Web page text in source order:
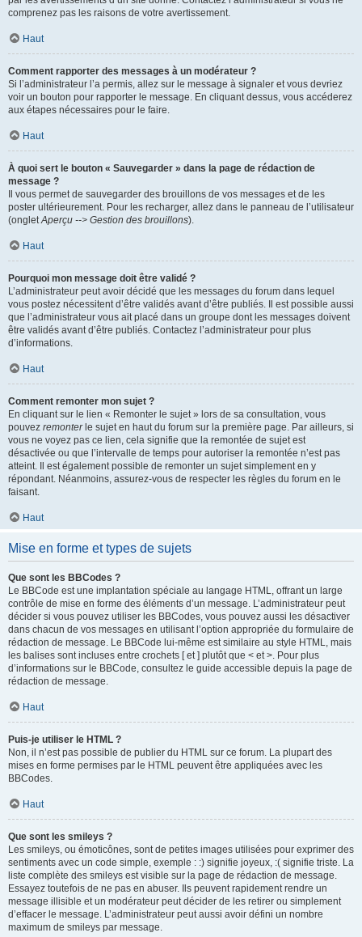
comprenez pas les raisons de votre avertissement.
Haut
Comment rapporter des messages à un modérateur ?
Si l’administrateur l’a permis, allez sur le message à signaler et vous devriez
voir un bouton pour rapporter le message. En cliquant dessus, vous accéderez
aux étapes nécessaires pour le faire.
Haut
À quoi sert le bouton « Sauvegarder » dans la page de rédaction de
message ?
Il vous permet de sauvegarder des brouillons de vos messages et de les
poster ultérieurement. Pour les recharger, allez dans le panneau de l’utilisateur
(ongletAperçu --> Gestion des brouillons).
Haut
Pourquoi mon message doit être validé ?
L’administrateur peut avoir décidé que les messages du forum dans lequel
vous postez nécessitent d’être validés avant d’être publiés. Il est possible aussi
que l’administrateur vous ait placé dans un groupe dont les messages doivent
être validés avant d’être publiés. Contactez l’administrateur pour plus
d’informations.
Haut
Comment remonter mon sujet ?
En cliquant sur le lien « Remonter le sujet » lors de sa consultation, vous
pouvez remonterle sujet en haut du forum sur la première page. Par ailleurs, si
vous ne voyez pas ce lien, cela signifie que la remontée de sujet est
désactivée ou que l’intervalle de temps pour autoriser la remontée n’est pas
atteint. Il est également possible de remonter un sujet simplement en y
répondant. Néanmoins, assurez-vous de respecter les règles du forum en le
faisant.
Haut
Mise en forme et types de sujets
Que sont les BBCodes ?
Le BBCode est une implantation spéciale au langage HTML, offrant un large
contrôle de mise en forme des éléments d’un message. L’administrateur peut
décider si vous pouvez utiliser les BBCodes, vous pouvez aussi les désactiver
dans chacun de vos messages en utilisant l’option appropriée du formulaire de
rédaction de message. Le BBCode lui-même est similaire au style HTML, mais
les balises sont incluses entre crochets [ et ] plutôt que < et >. Pour plus
d’informations sur le BBCode, consultez le guide accessible depuis la page de
rédaction de message.
Haut
Puis-je utiliser le HTML ?
Non, il n’est pas possible de publier du HTML sur ce forum. La plupart des
mises en forme permises par le HTML peuvent être appliquées avec les
BBCodes.
Haut
Que sont les smileys ?
Les smileys, ou émoticônes, sont de petites images utilisées pour exprimer des
sentiments avec un code simple, exemple : :) signifie joyeux, :( signifie triste. La
liste complète des smileys est visible sur la page de rédaction de message.
Essayez toutefois de ne pas en abuser. Ils peuvent rapidement rendre un
message illisible et un modérateur peut décider de les retirer ou simplement
d’effacer le message. L’administrateur peut aussi avoir défini un nombre
maximum de smileys par message.